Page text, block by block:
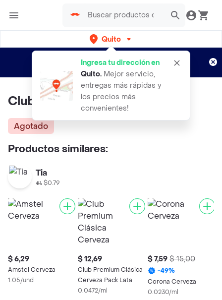
Quito
Ingresa tu dirección en
Quito. Mejor servicio,
entregas más rápidas y
los precios más
convenientes!
envíos gratis por semanas
Aplican TyC
Club Cerveza Clasica
Agotado
Productos similares:
Tia
$0.79
$ 6,29
Amstel Cerveza
1.05/und
$ 12,69
Club Premium Clásica
Cerveza Pack Lata
0.0472/ml
$ 7,59 $ 15,00
-49%
Corona Cerveza
0.0230/ml